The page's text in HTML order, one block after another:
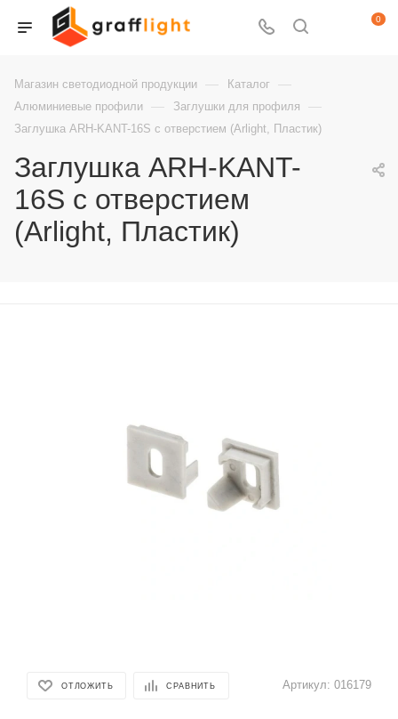
0
Магазин светодиодной продукции — Каталог —
Алюминиевые профили — Заглушки для профиля —
Заглушка ARH-KANT-16S с отверстием (Arlight, Пластик)
Заглушка ARH-KANT-
16S с отверстием
(Arlight, Пластик)
ОТЛОЖИТЬ СРАВНИТЬ Артикул: 016179